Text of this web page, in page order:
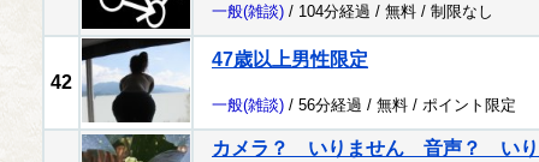
一般(雑談) / 104分経過 / 無料 / 制限なし
42
47歳以上男性限定
一般(雑談) / 56分経過 / 無料 / ポイント限定
カメラ？ いりません 音声？ いり